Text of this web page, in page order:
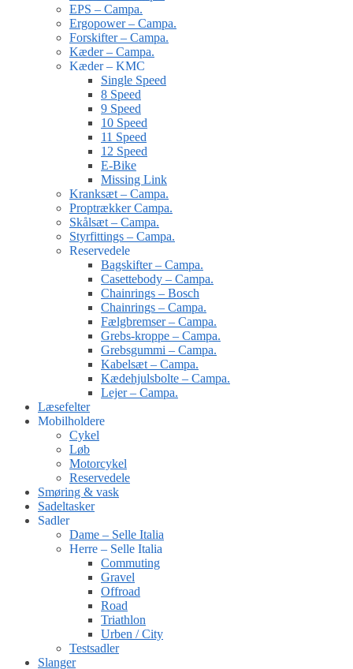
EPS – Campa.
Ergopower – Campa.
Forskifter – Campa.
Kæder – Campa.
Kæder – KMC
Single Speed
8 Speed
9 Speed
10 Speed
11 Speed
12 Speed
E-Bike
Missing Link
Kranksæt – Campa.
Proptrækker Campa.
Skålsæt – Campa.
Styrfittings – Campa.
Reservedele
Bagskifter – Campa.
Casettebody – Campa.
Chainrings – Bosch
Chainrings – Campa.
Fælgbremser – Campa.
Grebs-kroppe – Campa.
Grebsgummi – Campa.
Kabelsæt – Campa.
Kædehjulsbolte – Campa.
Lejer – Campa.
Læsefelter
Mobilholdere
Cykel
Løb
Motorcykel
Reservedele
Smøring & vask
Sadeltasker
Sadler
Dame – Selle Italia
Herre – Selle Italia
Commuting
Gravel
Offroad
Road
Triathlon
Urben / City
Testsadler
Slanger